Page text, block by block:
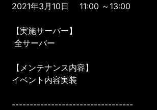
2021年3月10日 11:00 ～13:00
【実施サーバー】
全サーバー
【メンテナンス内容】
イベント内容実装
----------------------------------